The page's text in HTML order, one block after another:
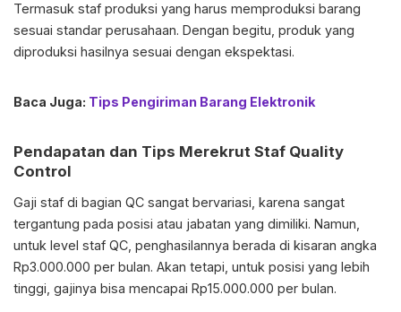
Termasuk staf produksi yang harus memproduksi barang
sesuai standar perusahaan. Dengan begitu, produk yang
diproduksi hasilnya sesuai dengan ekspektasi.
Baca Juga: Tips Pengiriman Barang Elektronik
Pendapatan dan Tips Merekrut Staf Quality
Control
Gaji staf di bagian QC sangat bervariasi, karena sangat
tergantung pada posisi atau jabatan yang dimiliki. Namun,
untuk level staf QC, penghasilannya berada di kisaran angka
Rp3.000.000 per bulan. Akan tetapi, untuk posisi yang lebih
tinggi, gajinya bisa mencapai Rp15.000.000 per bulan.